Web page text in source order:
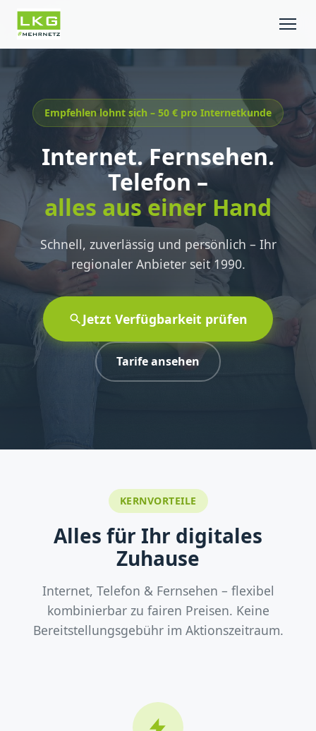
Empfehlen lohnt sich – 50 € pro Internetkunde
Internet. Fernsehen.
Telefon –
alles aus einer Hand
Schnell, zuverlässig und persönlich – Ihr
regionaler Anbieter seit 1990.
Jetzt Verfügbarkeit prüfen
Tarife ansehen
KERNVORTEILE
Alles für Ihr digitales
Zuhause
Internet, Telefon & Fernsehen – flexibel
kombinierbar zu fairen Preisen. Keine
Bereitstellungsgebühr im Aktionszeitraum.
LKG Service-Assistent
Online · Antwortet sofort